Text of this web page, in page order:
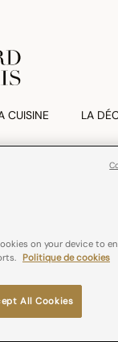
CUISINE LA
DU
Entreprise du
pour
Attribue
performance
on your device to
Politique de cookies
All Cookies